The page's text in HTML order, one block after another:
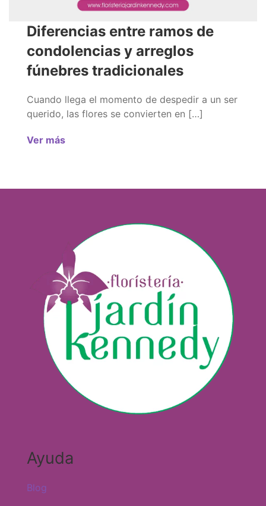
Diferencias entre ramos de
condolencias y arreglos
fúnebres tradicionales
Cuando llega el momento de despedir a un ser
querido, las flores se convierten en […]
Ver más
Ayuda
Blog